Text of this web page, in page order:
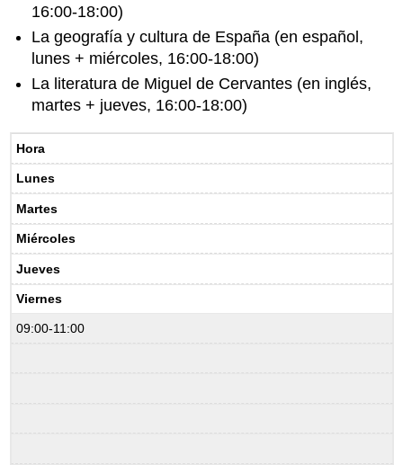
16:00-18:00)
La geografía y cultura de España (en español,
lunes + miércoles, 16:00-18:00)
La literatura de Miguel de Cervantes (en inglés,
martes + jueves, 16:00-18:00)
Hora
Lunes
Martes
Miércoles
Jueves
Viernes
09:00-11:00